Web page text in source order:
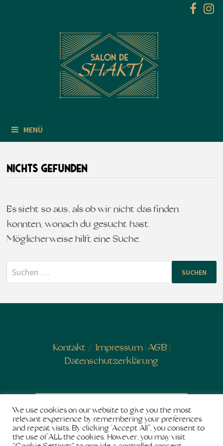
MENÜ
NICHTS GEFUNDEN
Es sieht so aus, als ob wir nicht das finden
konnten, wonach du gesucht hast.
Möglicherweise hilft eine Suche.
Suchen
nach:
Kontakt / Impressum| AGB|
Datenschutzerklärung
Newsletter abonnieren
We use cookies on our website to give you the most
relevant experience by remembering your preferences
and repeat visits. By clicking “Accept All”, you consent to
the use of ALL the cookies. However, you may visit